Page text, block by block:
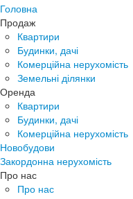
Головна
Продаж
Квартири
Будинки, дачі
Комерційна нерухомість
Земельні ділянки
Оренда
Квартири
Будинки, дачі
Комерційна нерухомість
Новобудови
Закордонна нерухомість
Про нас
Про нас